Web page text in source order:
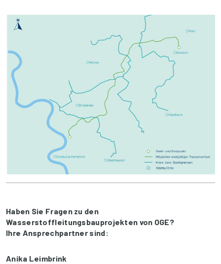
Haben Sie Fragen zu den
Wasserstoffleitungsbauprojekten von OGE?
Ihre Ansprechpartner sind:
Anika Leimbrink